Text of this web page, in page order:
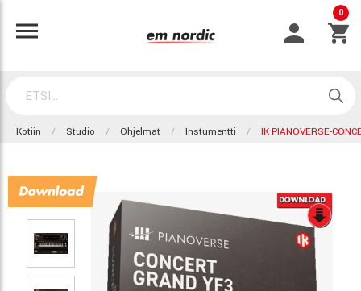
0
Kotiin Studio Ohjelmat Instumentti IK PIANOVERSE-